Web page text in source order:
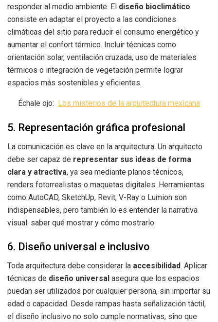
responder al medio ambiente. El diseño bioclimático
consiste en adaptar el proyecto a las condiciones
climáticas del sitio para reducir el consumo energético y
aumentar el confort térmico. Incluir técnicas como
orientación solar, ventilación cruzada, uso de materiales
térmicos o integración de vegetación permite lograr
espacios más sostenibles y eficientes.
Échale ojo: Los misterios de la arquitectura mexicana
5. Representación gráfica profesional
La comunicación es clave en la arquitectura. Un arquitecto
debe ser capaz de representar sus ideas de forma
clara y atractiva, ya sea mediante planos técnicos,
renders fotorrealistas o maquetas digitales. Herramientas
como AutoCAD, SketchUp, Revit, V-Ray o Lumion son
indispensables, pero también lo es entender la narrativa
visual: saber qué mostrar y cómo mostrarlo.
6. Diseño universal e inclusivo
Toda arquitectura debe considerar la accesibilidad. Aplicar
técnicas de diseño universal asegura que los espacios
puedan ser utilizados por cualquier persona, sin importar su
edad o capacidad. Desde rampas hasta señalización táctil,
el diseño inclusivo no solo cumple normativas, sino que